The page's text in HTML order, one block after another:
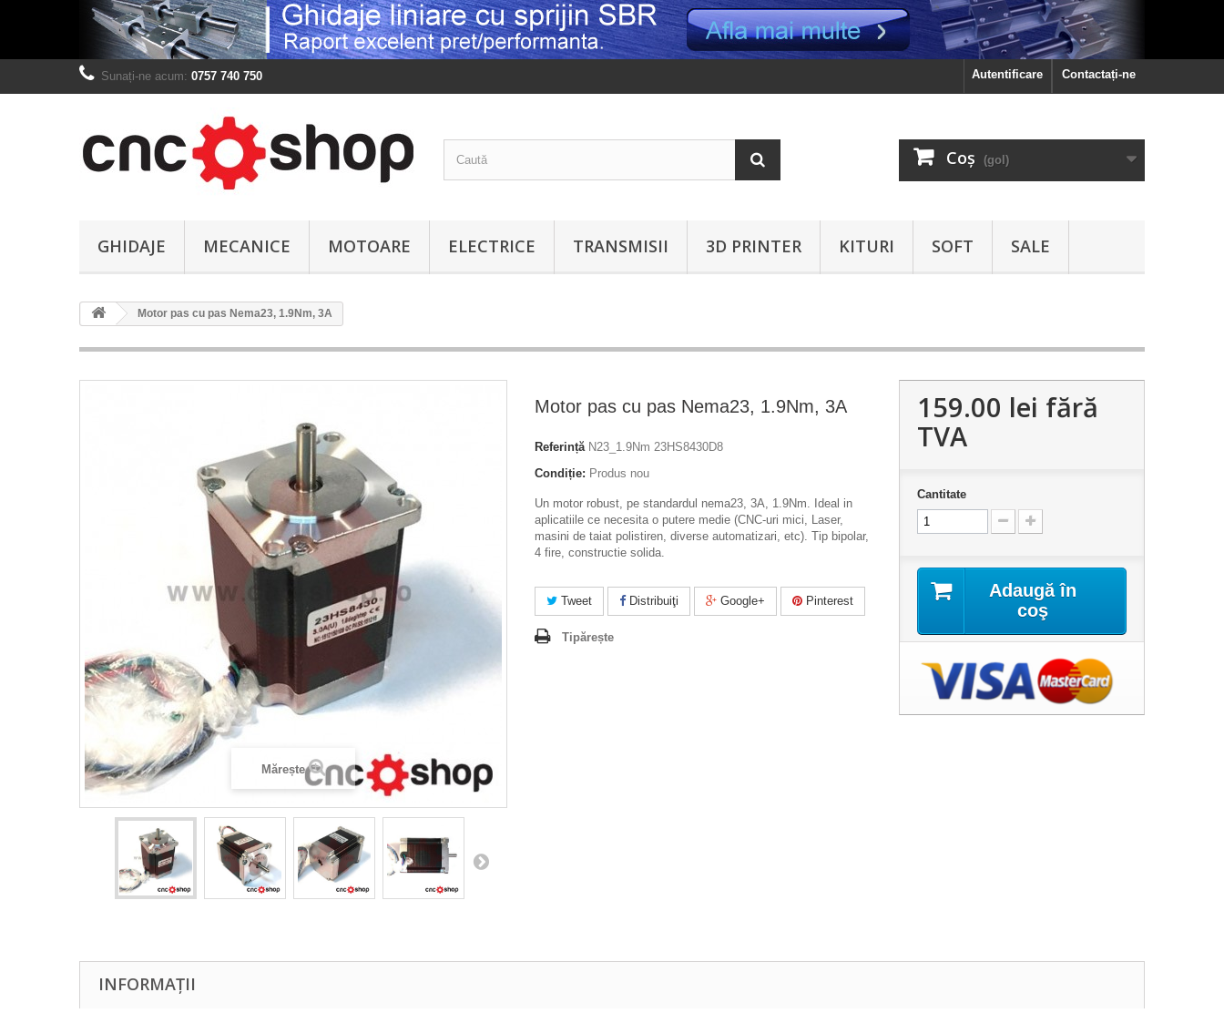
Contactați-ne
Sunați-ne acum: 0757 740 750 Autentificare
Coş (gol)
GHIDAJE MECANICE MOTOARE ELECTRICE TRANSMISII 3D PRINTER KITURI SOFT SALE
Motor pas cu pas Nema23, 1.9Nm, 3A
Mărește
Motor pas cu pas Nema23, 1.9Nm, 3A
Referință N23_1.9Nm 23HS8430D8
Condiție: Produs nou
Un motor robust, pe standardul nema23, 3A, 1.9Nm. Ideal in
aplicatiile ce necesita o putere medie (CNC-uri mici, Laser,
masini de taiat polistiren, diverse automatizari, etc). Tip bipolar,
4 fire, constructie solida.
Tweet Distribuiţi Google+ Pinterest
Tipărește
159.00 lei fără
TVA
Cantitate
Adaugă în
coş
INFORMAȚII